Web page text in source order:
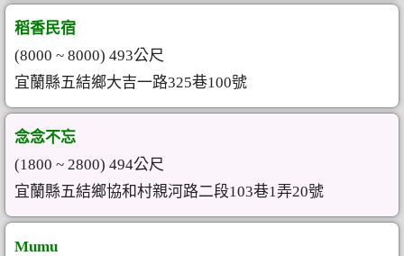
稻香民宿
(8000 ~ 8000) 493公尺
宜蘭縣五結鄉大吉一路325巷100號
念念不忘
(1800 ~ 2800) 494公尺
宜蘭縣五結鄉協和村親河路二段103巷1弄20號
Mumu